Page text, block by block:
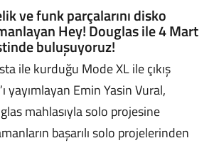
ve funk parçalarını disko
Hey! Douglas ile 4 Mart
buluşuyoruz!
ile kurduğu Mode XL ile çıkış
yayımlayan Emin Yasin Vural,
mahlasıyla solo projesine
başarılı solo projelerinden